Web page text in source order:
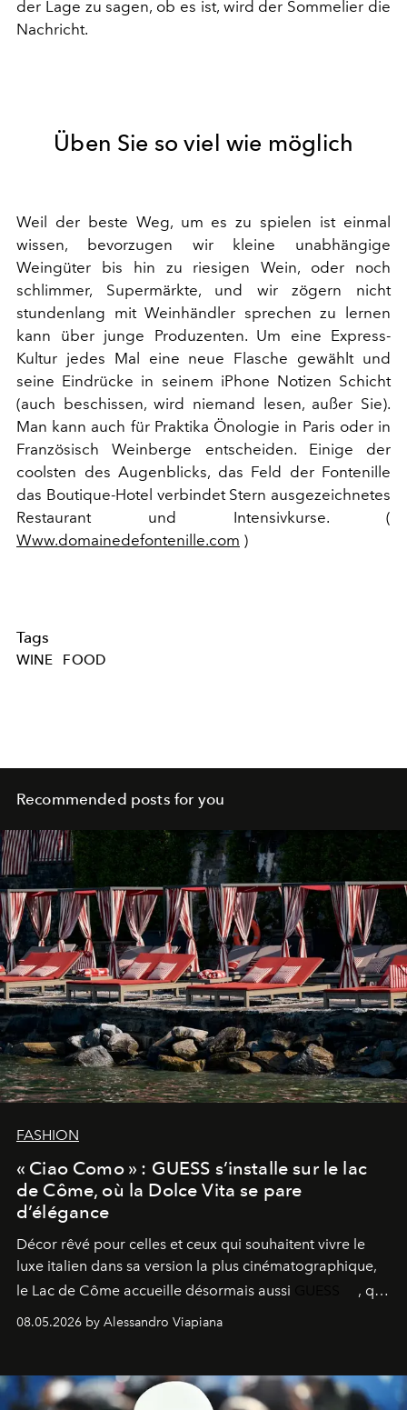
der Lage zu sagen, ob es ist, wird der Sommelier die
Nachricht.
Üben Sie so viel wie möglich
Weil der beste Weg, um es zu spielen ist einmal
wissen, bevorzugen wir kleine unabhängige
Weingüter bis hin zu riesigen Wein, oder noch
schlimmer, Supermärkte, und wir zögern nicht
stundenlang mit Weinhändler sprechen zu lernen
kann über junge Produzenten. Um eine Express-
Kultur jedes Mal eine neue Flasche gewählt und
seine Eindrücke in seinem iPhone Notizen Schicht
(auch beschissen, wird niemand lesen, außer Sie).
Man kann auch für Praktika Önologie in Paris oder in
Französisch Weinberge entscheiden. Einige der
coolsten des Augenblicks, das Feld der Fontenille
das Boutique-Hotel verbindet Stern ausgezeichnetes
Restaurant und Intensivkurse. (
Www.domainedefontenille.com )
Tags
WINE FOOD
Recommended posts for you
FASHION
« Ciao Como » : GUESS s’installe sur le lac
de Côme, où la Dolce Vita se pare
d’élégance
Décor rêvé pour celles et ceux qui souhaitent vivre le
luxe italien dans sa version la plus cinématographique,
le Lac de Côme accueille désormais aussi
, qui
signe un takeover entre boutiques, hôtels, bateaux et
fragrances. L’une des opérations de style les plus
08.05.2026 by Alessandro Viapiana